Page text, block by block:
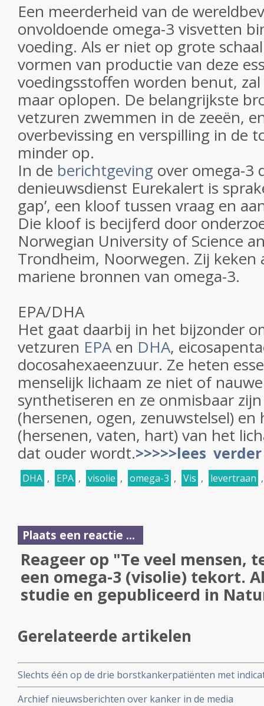
Een meerderheid van de
onvoldoende omega-3 visvetten
voeding. Als er niet op grote
vormen van productie van deze
voedingsstoffen worden benut,
maar oplopen. De belangrijkste
vetzuren zwemmen in de zeeën,
overbevissing en verspilling in de
minder op.
In de berichtgeving over omega-3
denieuwsdienst Eurekalert is
gap’, een kloof tussen vraag en
Die kloof is becijferd door
Norwegian University of Science
Trondheim, Noorwegen. Zij keken
mariene bronnen van omega-3.
EPA/DHA
Het gaat daarbij in het bijzonder
vetzuren EPAen DHA,
docosahexaeenzuur. Ze heten
menselijk lichaam ze niet of
synthetiseren en ze onmisbaar
(hersenen, ogen, zenuwstelsel)
(hersenen, vaten, hart) van het
dat ouder wordt.>>>>>lees
DHA , EPA , visolie , omega-3 , Vis , levertraan
Plaats een reactie ...
Reageer op "Te veel mensen,
een omega-3 (visolie) tekort.
studie en gepubliceerd in
Gerelateerde artikelen
Slechts één op de drie borstkankerpatiënten met
genprofieltest die onnodige chemotherapie kan
Archief nieuwsberichten over kanker in de media